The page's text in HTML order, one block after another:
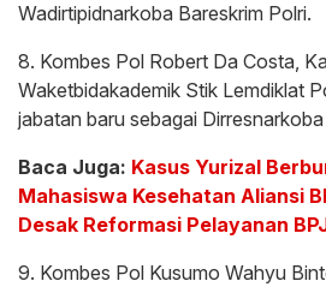
Wadirtipidnarkoba Bareskrim Polri.
8. Kombes Pol Robert Da Costa,
Waketbidakademik Stik Lemdiklat
jabatan baru sebagai
Baca Juga: Kasus Yurizal
Mahasiswa Kesehatan Aliansi
Desak Reformasi Pelayanan
9. Kombes Pol Kusumo Wahyu